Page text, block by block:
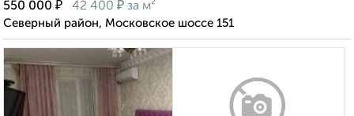
550 000 ₽ 42 400 ₽ за м²
Северный район, Московское шоссе 151